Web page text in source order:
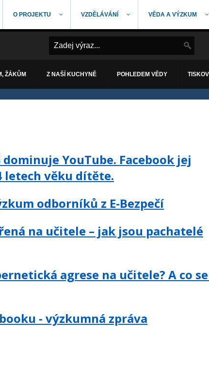
O PROJEKTU VZDĚLÁVÁNÍ VĚDA A VÝZKUM
ŽÁKŮM Z NAŠÍ KUCHYNĚ POHLEDEM VĚDY
dominuje YouTube. Facebook jej
letech věku dítěte.
odborníků z E-Bezpečí
na učitele – jak jsou pachatelé
agrese na učitele? A co
- výzkumná zpráva